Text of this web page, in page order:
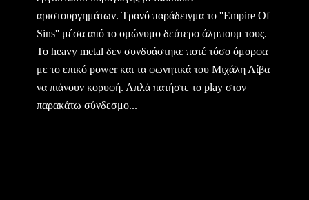
αριστουργημάτων. Τρανό παράδειγμα το ''Empire Of
Sins'' μέσα από το ομώνυμο δεύτερο άλμπουμ τους.
Το heavy metal δεν συνδυάστηκε ποτέ τόσο όμορφα
με το επικό power και τα φωνητικά του Μιχάλη Λίβα
να πιάνουν κορυφή. Απλά πατήστε το play στον
παρακάτω σύνδεσμο...